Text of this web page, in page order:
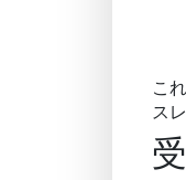
こ
ス